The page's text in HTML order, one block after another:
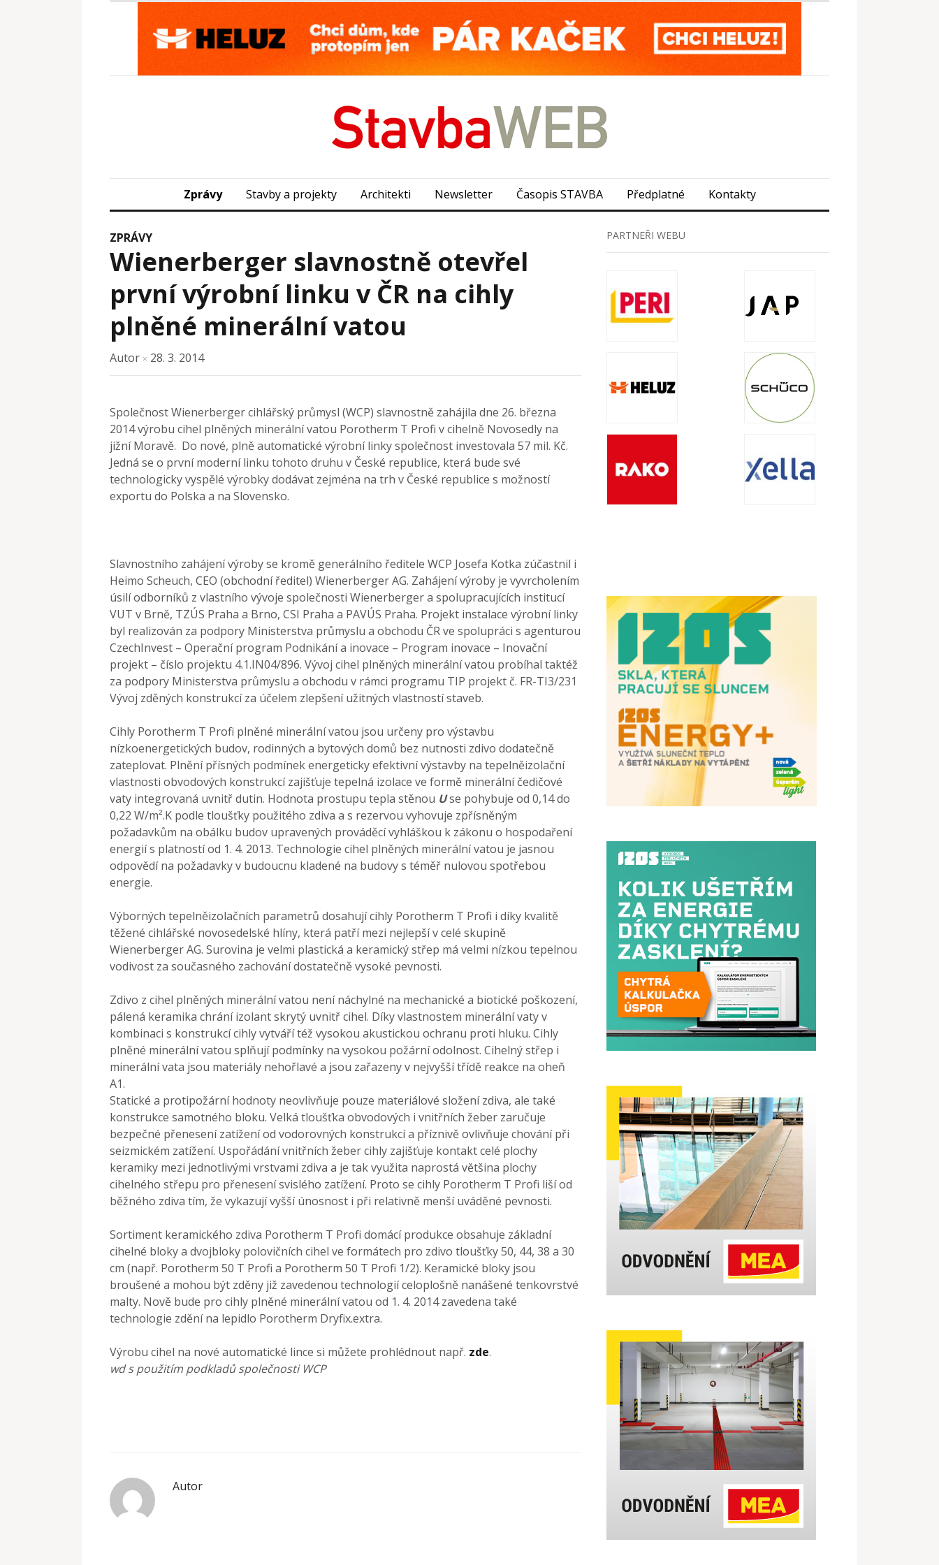
Zprávy Stavby a projekty Architekti Newsletter Časopis STAVBA Předplatné Kontakty
ZPRÁVY
Wienerberger slavnostně otevřel
první výrobní linku v ČR na cihly
plněné minerální vatou
Autor × 28. 3. 2014
Společnost Wienerberger cihlářský průmysl (WCP) slavnostně zahájila dne 26. března
2014 výrobu cihel plněných minerální vatou Porotherm T Profi v cihelně Novosedly na
jižní Moravě. Do nové, plně automatické výrobní linky společnost investovala 57 mil. Kč.
Jedná se o první moderní linku tohoto druhu v České republice, která bude své
technologicky vyspělé výrobky dodávat zejména na trh v České republice s možností
exportu do Polska a na Slovensko.
Slavnostního zahájení výroby se kromě generálního ředitele WCP Josefa Kotka zúčastnil i
Heimo Scheuch, CEO (obchodní ředitel) Wienerberger AG. Zahájení výroby je vyvrcholením
úsilí odborníků z vlastního vývoje společnosti Wienerberger a spolupracujících institucí
VUT v Brně, TZÚS Praha a Brno, CSI Praha a PAVÚS Praha. Projekt instalace výrobní linky
byl realizován za podpory Ministerstva průmyslu a obchodu ČR ve spolupráci s agenturou
CzechInvest – Operační program Podnikání a inovace – Program inovace – Inovační
projekt – číslo projektu 4.1.IN04/896. Vývoj cihel plněných minerální vatou probíhal taktéž
za podpory Ministerstva průmyslu a obchodu v rámci programu TIP projekt č. FR-TI3/231
Vývoj zděných konstrukcí za účelem zlepšení užitných vlastností staveb.
Cihly Porotherm T Profi plněné minerální vatou jsou určeny pro výstavbu
nízkoenergetických budov, rodinných a bytových domů bez nutnosti zdivo dodatečně
zateplovat. Plnění přísných podmínek energeticky efektivní výstavby na tepelněizolační
vlastnosti obvodových konstrukcí zajišťuje tepelná izolace ve formě minerální čedičové
vaty integrovaná uvnitř dutin. Hodnota prostupu tepla stěnou Use pohybuje od 0,14 do
0,22 W/m².K podle tloušťky použitého zdiva a s rezervou vyhovuje zpřísněným
požadavkům na obálku budov upravených prováděcí vyhláškou k zákonu o hospodaření
energií s platností od 1. 4. 2013. Technologie cihel plněných minerální vatou je jasnou
odpovědí na požadavky v budoucnu kladené na budovy s téměř nulovou spotřebou
energie.
Výborných tepelněizolačních parametrů dosahují cihly Porotherm T Profi i díky kvalitě
těžené cihlářské novosedelské hlíny, která patří mezi nejlepší v celé skupině
Wienerberger AG. Surovina je velmi plastická a keramický střep má velmi nízkou tepelnou
vodivost za současného zachování dostatečně vysoké pevnosti.
Zdivo z cihel plněných minerální vatou není náchylné na mechanické a biotické poškození,
pálená keramika chrání izolant skrytý uvnitř cihel. Díky vlastnostem minerální vaty v
kombinaci s konstrukcí cihly vytváří též vysokou akustickou ochranu proti hluku. Cihly
plněné minerální vatou splňují podmínky na vysokou požární odolnost. Cihelný střep i
minerální vata jsou materiály nehořlavé a jsou zařazeny v nejvyšší třídě reakce na oheň
A1.
Statické a protipožární hodnoty neovlivňuje pouze materiálové složení zdiva, ale také
konstrukce samotného bloku. Velká tloušťka obvodových i vnitřních žeber zaručuje
bezpečné přenesení zatížení od vodorovných konstrukcí a příznivě ovlivňuje chování při
seizmickém zatížení. Uspořádání vnitřních žeber cihly zajišťuje kontakt celé plochy
keramiky mezi jednotlivými vrstvami zdiva a je tak využita naprostá většina plochy
cihelného střepu pro přenesení svislého zatížení. Proto se cihly Porotherm T Profi liší od
běžného zdiva tím, že vykazují vyšší únosnost i při relativně menší uváděné pevnosti.
Sortiment keramického zdiva Porotherm T Profi domácí produkce obsahuje základní
cihelné bloky a dvojbloky polovičních cihel ve formátech pro zdivo tloušťky 50, 44, 38 a 30
cm (např. Porotherm 50 T Profi a Porotherm 50 T Profi 1/2). Keramické bloky jsou
broušené a mohou být zděny již zavedenou technologií celoplošně nanášené tenkovrstvé
malty. Nově bude pro cihly plněné minerální vatou od 1. 4. 2014 zavedena také
technologie zdění na lepidlo Porotherm Dryfix.extra.
Výrobu cihel na nové automatické lince si můžete prohlédnout např. zde.
wd s použitím podkladů společnosti WCP
Autor
PARTNEŘI WEBU